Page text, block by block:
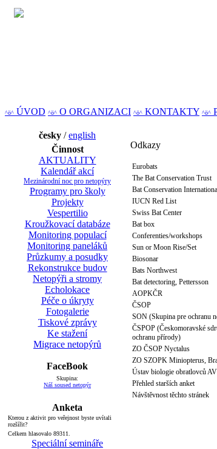
^ö^ ÚVOD ^ö^ O ORGANIZACI ^ö^ KONTAKTY ^ö^
česky /english
Činnost
AKTUALITY
Kalendář akcí
Mezinárodní noc pro netopýry
Programy pro školy
Projekty
Vespertilio
Kroužkovací databáze
Monitoring populací
Monitoring paneláků
Průzkumy a posudky
Rekonstrukce budov
Netopýři a stromy
Echolokace
Péče o úkryty
Fotogalerie
Tiskové zprávy
Ke stažení
Migrace netopýrů
FaceBook
Skupina:
Náš soused netopýr
Anketa
Kterou z aktivit pro veřejnost byste uvítali
rozšířit?
Celkem hlasovalo 89311.
Speciální semináře
Odkazy
Eurobats
The Bat Conservation Trust
Bat Conservation
IUCN Red List
Swiss Bat Center
Bat box
Conferenties/workshops
Sun or Moon Rise/Set
Biosonar
Bats Northwest
Bat detectoring, Pettersson
AOPKČR
ČSOP
SON (Skupina pre ochranu
ČSPOP (Českomoravské
ochranu přírody)
ZO ČSOP Nyctalus
ZO SZOPK Miniopterus,
Ústav biologie obratlovců
Přehled starších anket
Návštěvnost těchto stránek